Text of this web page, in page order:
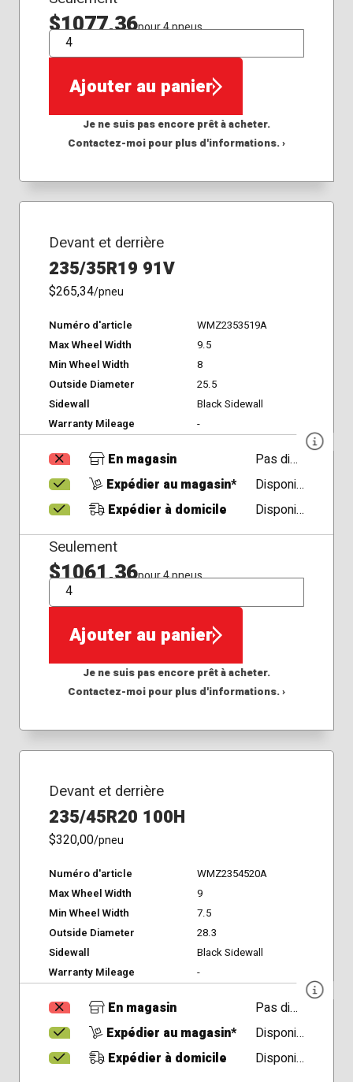
$1077,36pour 4 pneus
QTÉ
Ajouter au panier
Je ne suis pas encore prêt à acheter.
Contactez-moi pour plus d'informations. ›
Devant et derrière
235/35R19 91V
$265,34/pneu
Numéro d'article
WMZ2353519A
Max Wheel Width
9.5
Min Wheel Width
8
Outside Diameter
25.5
Sidewall
Black Sidewall
Warranty Mileage
-
En magasin
Pas disponible
Expédier au magasin*
Disponible
Expédier à domicile
Disponible
Seulement
$1061,36pour 4 pneus
QTÉ
Ajouter au panier
Je ne suis pas encore prêt à acheter.
Contactez-moi pour plus d'informations. ›
Devant et derrière
235/45R20 100H
$320,00/pneu
Numéro d'article
WMZ2354520A
Max Wheel Width
9
Min Wheel Width
7.5
Outside Diameter
28.3
Sidewall
Black Sidewall
Warranty Mileage
-
En magasin
Pas disponible
Expédier au magasin*
Disponible
Expédier à domicile
Disponible